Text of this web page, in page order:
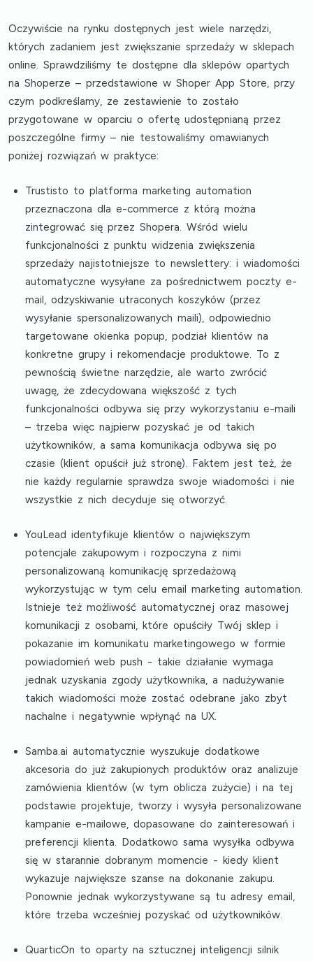
Oczywiście na rynku dostępnych jest wiele narzędzi,
których zadaniem jest zwiększanie sprzedaży w sklepach
online. Sprawdziliśmy te dostępne dla sklepów opartych
na Shoperze – przedstawione w Shoper App Store, przy
czym podkreślamy, ze zestawienie to zostało
przygotowane w oparciu o ofertę udostępnianą przez
poszczególne firmy – nie testowaliśmy omawianych
poniżej rozwiązań w praktyce:
Trustisto to platforma marketing automation
przeznaczona dla e-commerce z którą można
zintegrować się przez Shopera. Wśród wielu
funkcjonalności z punktu widzenia zwiększenia
sprzedaży najistotniejsze to newslettery: i wiadomości
automatyczne wysyłane za pośrednictwem poczty e-
mail, odzyskiwanie utraconych koszyków (przez
wysyłanie spersonalizowanych maili), odpowiednio
targetowane okienka popup, podział klientów na
konkretne grupy i rekomendacje produktowe. To z
pewnością świetne narzędzie, ale warto zwrócić
uwagę, że zdecydowana większość z tych
funkcjonalności odbywa się przy wykorzystaniu e-maili
– trzeba więc najpierw pozyskać je od takich
użytkowników, a sama komunikacja odbywa się po
czasie (klient opuścił już stronę). Faktem jest też, że
nie każdy regularnie sprawdza swoje wiadomości i nie
wszystkie z nich decyduje się otworzyć.
YouLead identyfikuje klientów o największym
potencjale zakupowym i rozpoczyna z nimi
personalizowaną komunikację sprzedażową
wykorzystując w tym celu email marketing automation.
Istnieje też możliwość automatycznej oraz masowej
komunikacji z osobami, które opuściły Twój sklep i
pokazanie im komunikatu marketingowego w formie
powiadomień web push - takie działanie wymaga
jednak uzyskania zgody użytkownika, a nadużywanie
takich wiadomości może zostać odebrane jako zbyt
nachalne i negatywnie wpłynąć na UX.
Samba.aiautomatycznie wyszukuje dodatkowe
akcesoria do już zakupionych produktów oraz analizuje
zamówienia klientów (w tym oblicza zużycie) i na tej
podstawie projektuje, tworzy i wysyła personalizowane
kampanie e-mailowe, dopasowane do zainteresowań i
preferencji klienta. Dodatkowo sama wysyłka odbywa
się w starannie dobranym momencie - kiedy klient
wykazuje największe szanse na dokonanie zakupu.
Ponownie jednak wykorzystywane są tu adresy email,
które trzeba wcześniej pozyskać od użytkowników.
QuarticOn to oparty na sztucznej inteligencji silnik